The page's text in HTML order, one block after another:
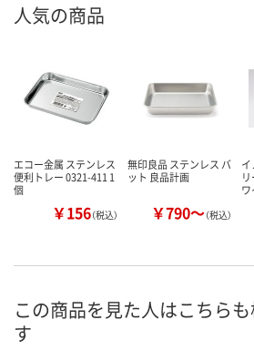
人気の商品
エコー金属 ステンレス
便利トレー 0321-411 1
個
￥156（税込）
無印良品 ステンレス バ
ット 良品計画
￥790～（税込）
イ
この商品を見た人はこちら
す